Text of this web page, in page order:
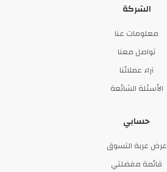
الشركة
معلومات عنا
تواصل معنا
آراء عملائنا
الأسئلة الشائعة
حسابي
عرض عربة التسوق
قائمة مفضلتي